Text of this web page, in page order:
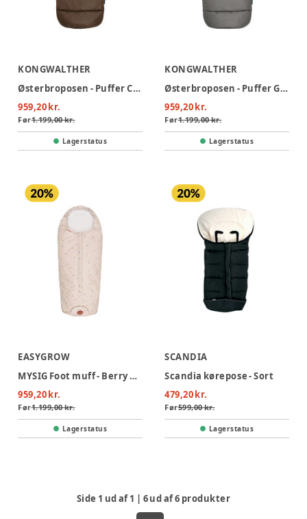
KONGWALTHER
Østerbroposen - Puffer Chocolate brown
959,20 kr.
Før1.199,00 kr.
Lagerstatus
KONGWALTHER
Østerbroposen - Puffer Grey
959,20 kr.
Før1.199,00 kr.
Lagerstatus
EASYGROW
MYSIG Foot muff - Berry blue
959,20 kr.
Før1.199,00 kr.
Lagerstatus
SCANDIA
Scandia kørepose - Sort
479,20 kr.
Før599,00 kr.
Lagerstatus
Side 1 ud af1 | 6ud af6 produkter